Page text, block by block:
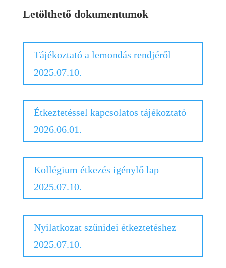
Letölthető dokumentumok
Tájékoztató a lemondás rendjéről
2025.07.10.
Étkeztetéssel kapcsolatos tájékoztató
2026.06.01.
Kollégium étkezés igénylő lap
2025.07.10.
Nyilatkozat szünidei étkeztetéshez
2025.07.10.